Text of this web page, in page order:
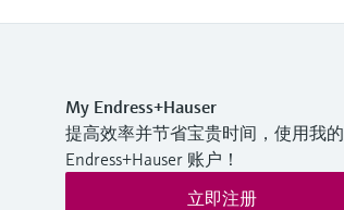
My Endress+Hauser
提高效率并节省宝贵时间，使用我的
Endress+Hauser 账户！
立即注册